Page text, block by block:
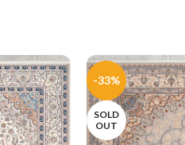
-33%
SOLD
OUT